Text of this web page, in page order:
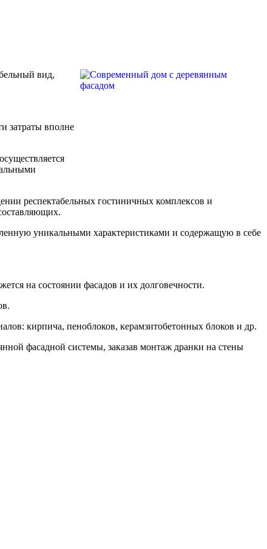
вид,
затраты вполне
респектабельных гостиничных комплексов и
уникальными характеристиками и содержащую в себе
на состоянии фасадов и их долговечности.
кирпича, пеноблоков, керамзитобетонных блоков и др.
фасадной системы, заказав монтаж дранки на стены